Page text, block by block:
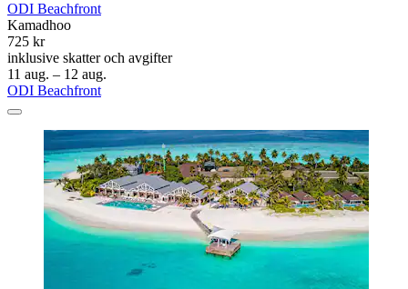
ODI Beachfront
Kamadhoo
725 kr
inklusive skatter och avgifter
11 aug. – 12 aug.
ODI Beachfront